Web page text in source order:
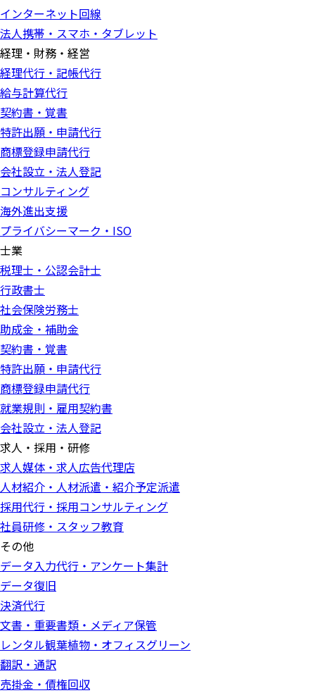
インターネット回線
法人携帯・スマホ・タブレット
経理・財務・経営
経理代行・記帳代行
給与計算代行
契約書・覚書
特許出願・申請代行
商標登録申請代行
会社設立・法人登記
コンサルティング
海外進出支援
プライバシーマーク・ISO
士業
税理士・公認会計士
行政書士
社会保険労務士
助成金・補助金
契約書・覚書
特許出願・申請代行
商標登録申請代行
就業規則・雇用契約書
会社設立・法人登記
求人・採用・研修
求人媒体・求人広告代理店
人材紹介・人材派遣・紹介予定派遣
採用代行・採用コンサルティング
社員研修・スタッフ教育
その他
データ入力代行・アンケート集計
データ復旧
決済代行
文書・重要書類・メディア保管
レンタル観葉植物・オフィスグリーン
翻訳・通訳
売掛金・債権回収